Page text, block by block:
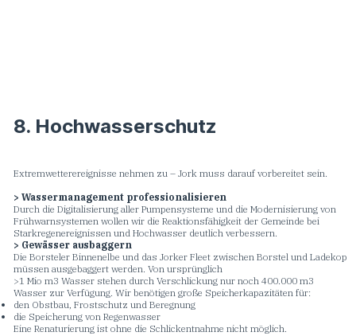
Extremwetterereignisse nehmen zu – Jork muss darauf vorbereitet sein.
> Wassermanagement professionalisieren
Durch die Digitalisierung aller Pumpensysteme und die Modernisierung von
Frühwarnsystemen wollen wir die Reaktionsfähigkeit der Gemeinde bei
Starkregenereignissen und Hochwasser deutlich verbessern.
> Gewässer ausbaggern
Die Borsteler Binnenelbe und das Jorker Fleet zwischen Borstel und Ladekop
müssen ausgebaggert werden. Von ursprünglich
>1 Mio m3 Wasser stehen durch Verschlickung nur noch 400.000 m3
Wasser zur Verfügung. Wir benötigen große Speicherkapazitäten für:
den Obstbau, Frostschutz und Beregnung
die Speicherung von Regenwasser
Eine Renaturierung ist ohne die Schlickentnahme nicht möglich.
8. Hochwasserschutz